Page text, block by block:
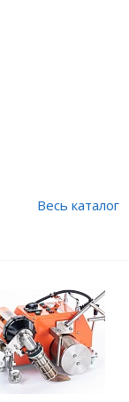
Весь каталог